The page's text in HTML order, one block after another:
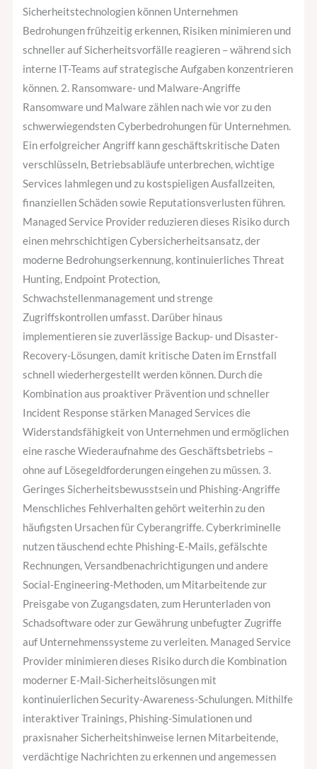
Sicherheitstechnologien können Unternehmen
Bedrohungen frühzeitig erkennen, Risiken minimieren und
schneller auf Sicherheitsvorfälle reagieren – während sich
interne IT-Teams auf strategische Aufgaben konzentrieren
können. 2. Ransomware- und Malware-Angriffe
Ransomware und Malware zählen nach wie vor zu den
schwerwiegendsten Cyberbedrohungen für Unternehmen.
Ein erfolgreicher Angriff kann geschäftskritische Daten
verschlüsseln, Betriebsabläufe unterbrechen, wichtige
Services lahmlegen und zu kostspieligen Ausfallzeiten,
finanziellen Schäden sowie Reputationsverlusten führen.
Managed Service Provider reduzieren dieses Risiko durch
einen mehrschichtigen Cybersicherheitsansatz, der
moderne Bedrohungserkennung, kontinuierliches Threat
Hunting, Endpoint Protection,
Schwachstellenmanagement und strenge
Zugriffskontrollen umfasst. Darüber hinaus
implementieren sie zuverlässige Backup- und Disaster-
Recovery-Lösungen, damit kritische Daten im Ernstfall
schnell wiederhergestellt werden können. Durch die
Kombination aus proaktiver Prävention und schneller
Incident Response stärken Managed Services die
Widerstandsfähigkeit von Unternehmen und ermöglichen
eine rasche Wiederaufnahme des Geschäftsbetriebs –
ohne auf Lösegeldforderungen eingehen zu müssen. 3.
Geringes Sicherheitsbewusstsein und Phishing-Angriffe
Menschliches Fehlverhalten gehört weiterhin zu den
häufigsten Ursachen für Cyberangriffe. Cyberkriminelle
nutzen täuschend echte Phishing-E-Mails, gefälschte
Rechnungen, Versandbenachrichtigungen und andere
Social-Engineering-Methoden, um Mitarbeitende zur
Preisgabe von Zugangsdaten, zum Herunterladen von
Schadsoftware oder zur Gewährung unbefugter Zugriffe
auf Unternehmenssysteme zu verleiten. Managed Service
Provider minimieren dieses Risiko durch die Kombination
moderner E-Mail-Sicherheitslösungen mit
kontinuierlichen Security-Awareness-Schulungen. Mithilfe
interaktiver Trainings, Phishing-Simulationen und
praxisnaher Sicherheitshinweise lernen Mitarbeitende,
verdächtige Nachrichten zu erkennen und angemessen